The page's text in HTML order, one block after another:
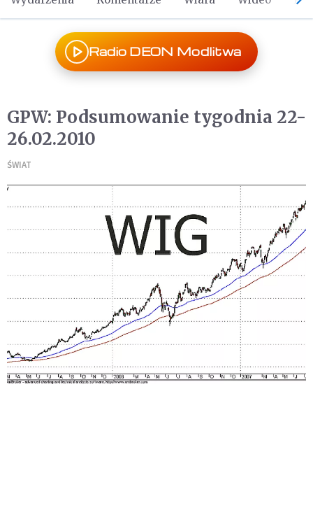
Radio DEON Modlitwa
GPW: Podsumowanie tygodnia 22-
26.02.2010
ŚWIAT